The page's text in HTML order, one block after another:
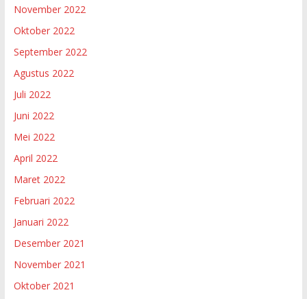
November 2022
Oktober 2022
September 2022
Agustus 2022
Juli 2022
Juni 2022
Mei 2022
April 2022
Maret 2022
Februari 2022
Januari 2022
Desember 2021
November 2021
Oktober 2021